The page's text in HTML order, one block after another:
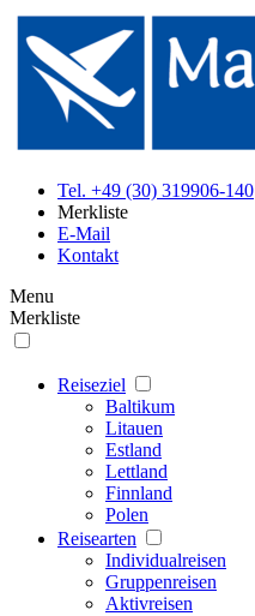
Tel. +49 (30) 319906-140
Merkliste
E-Mail
Kontakt
Menu
Merkliste
Reiseziel
Baltikum
Litauen
Estland
Lettland
Finnland
Polen
Reisearten
Individualreisen
Gruppenreisen
Aktivreisen